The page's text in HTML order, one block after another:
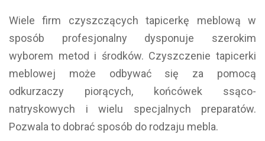
Wiele firm czyszczących tapicerkę meblową w
sposób profesjonalny dysponuje szerokim
wyborem metod i środków. Czyszczenie tapicerki
meblowej może odbywać się za pomocą
odkurzaczy piorących, końcówek ssąco-
natryskowych i wielu specjalnych preparatów.
Pozwala to dobrać sposób do rodzaju mebla.